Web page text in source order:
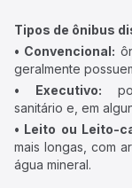
Tipos de ônibus
• Convencional:
geralmente
• Executivo:
sanitário e, em
• Leito ou Leito-
mais longas, com
água mineral.